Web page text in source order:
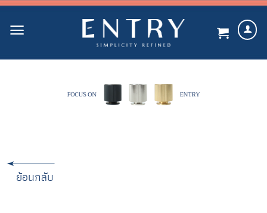
Skip
content
ย้อนกลับ